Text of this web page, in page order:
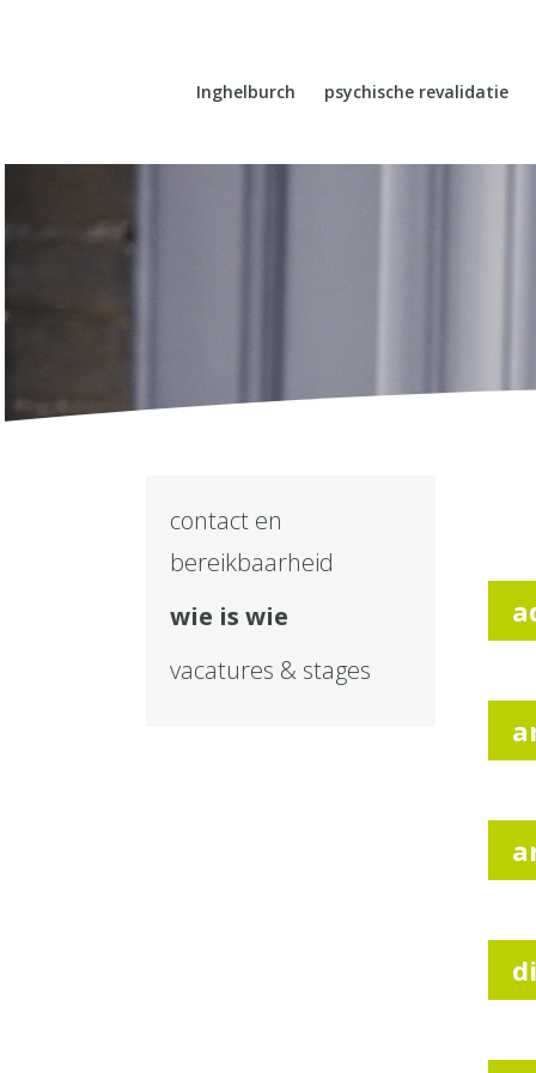
Inghelburch psychische revalidatie
contact en
bereikbaarheid
wie is wie
vacatures & stages